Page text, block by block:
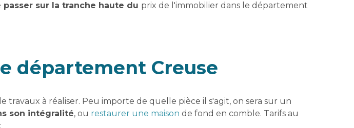
sur la tranche haute du prix de l'immobilier dans le département
département Creuse
travaux à réaliser. Peu importe de quelle pièce il s'agit, on sera sur un
son intégralité, ou restaurer une maison de fond en comble. Tarifs au